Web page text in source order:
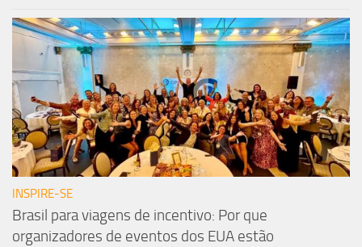
INSPIRE-SE
Brasil para viagens de incentivo: Por que
organizadores de eventos dos EUA estão